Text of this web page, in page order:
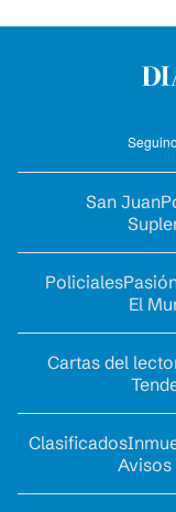
San Juan
Policiales
El
Cartas del
Clasificados
Avisos